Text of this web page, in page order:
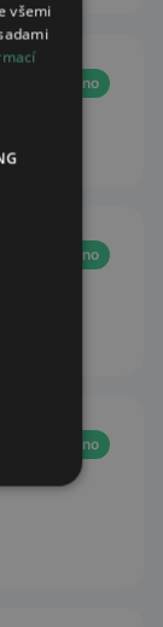
Otevřeno
Otevřeno
Otevřeno
všemi